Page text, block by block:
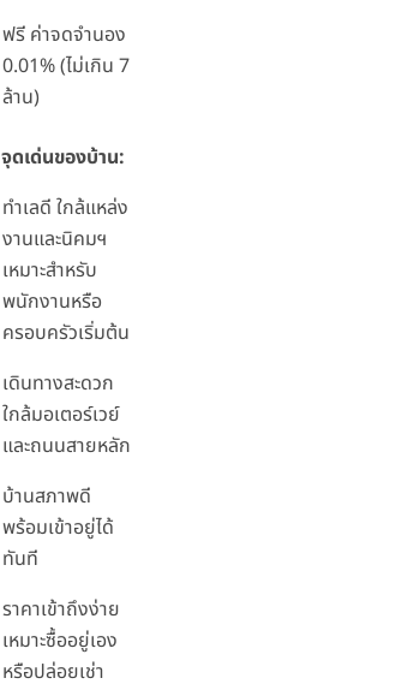
ฟรี ค่าจดจำนอง
0.01% (ไม่เกิน 7
ล้าน)
จุดเด่นของบ้าน:
ทำเลดี ใกล้แหล่ง
งานและนิคมฯ
เหมาะสำหรับ
พนักงานหรือ
ครอบครัวเริ่มต้น
เดินทางสะดวก
ใกล้มอเตอร์เวย์
และถนนสายหลัก
บ้านสภาพดี
พร้อมเข้าอยู่ได้
ทันที
ราคาเข้าถึงง่าย
เหมาะซื้ออยู่เอง
หรือปล่อยเช่า